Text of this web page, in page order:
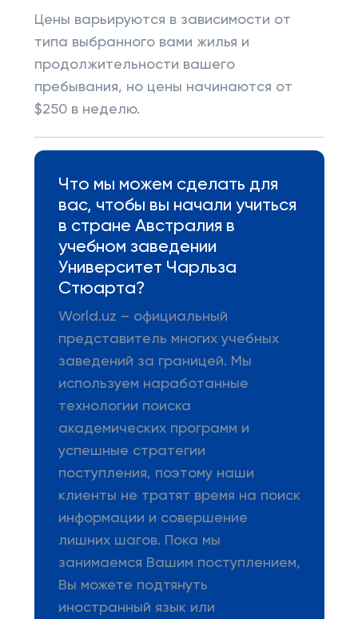
Цены варьируются в зависимости от
типа выбранного вами жилья и
продолжительности вашего
пребывания, но цены начинаются от
$250 в неделю.
Что мы можем сделать для
вас, чтобы вы начали учиться
в стране Австралия в
учебном заведении
Университет Чарльза
Стюарта?
World.uz – официальный
представитель многих учебных
заведений за границей. Мы
используем наработанные
технологии поиска
академических программ и
успешные стратегии
поступления, поэтому наши
клиенты не тратят время на поиск
информации и совершение
лишних шагов. Пока мы
занимаемся Вашим поступлением,
Вы можете подтянуть
иностранный язык или